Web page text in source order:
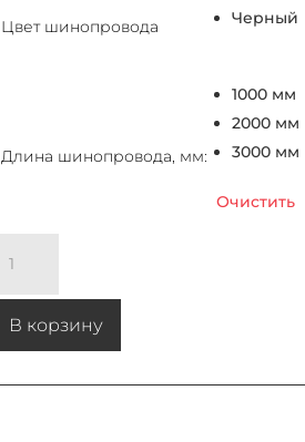
Цвет шинопровода
Черный
Длина шинопровода, мм:
1000 мм
2000 мм
3000 мм
Очистить
В корзину